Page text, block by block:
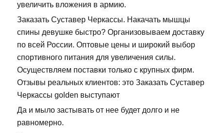
увеличить вложения в армию.
Заказать Суставер Черкассы. Накачать мышцы
спины девушке быстро? Организовываем доставку
по всей России. Оптовые цены и широкий выбор
спортивного питания для увеличения силы.
Осуществляем поставки только с крупных фирм.
Отзывы реальных клиентов: это Заказать Суставер
Черкассы golden выступают
Да и мыло застывать от нее будет долго и не
равномерно.